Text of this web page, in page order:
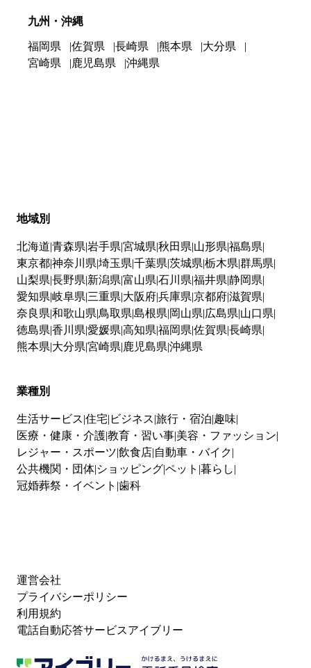
九州・沖縄
福岡県 佐賀県 長崎県 熊本県
大分県
宮崎県
鹿児島県 沖縄県
地域別
北海道 青森県 岩手県 宮城県 秋田県 山形県 福島県
東京都神奈川県 埼玉県 千葉県 茨城県 栃木県 群馬県
山梨県 長野県 新潟県 富山県 石川県 福井県 静岡県
愛知県 岐阜県 三重県 大阪府兵庫県 京都府滋賀県
奈良県 和歌山県 鳥取県 島根県 岡山県 広島県 山口県
徳島県 香川県 愛媛県 高知県 福岡県 佐賀県 長崎県
熊本県 大分県 宮崎県 鹿児島県 沖縄県
業種別
生活サービス 住宅 ビジネス 旅行・宿泊 趣味
医療・健康・介護教育・習い事 美容・ファッション
レジャー・スポーツ 飲食店 自動車・バイク
公共機関・団体 ショッピングペット 暮らし
冠婚葬祭・イベント 歯科
運営会社
プライバシーポリシー
利用規約
電話自動応答サービスアイブリー